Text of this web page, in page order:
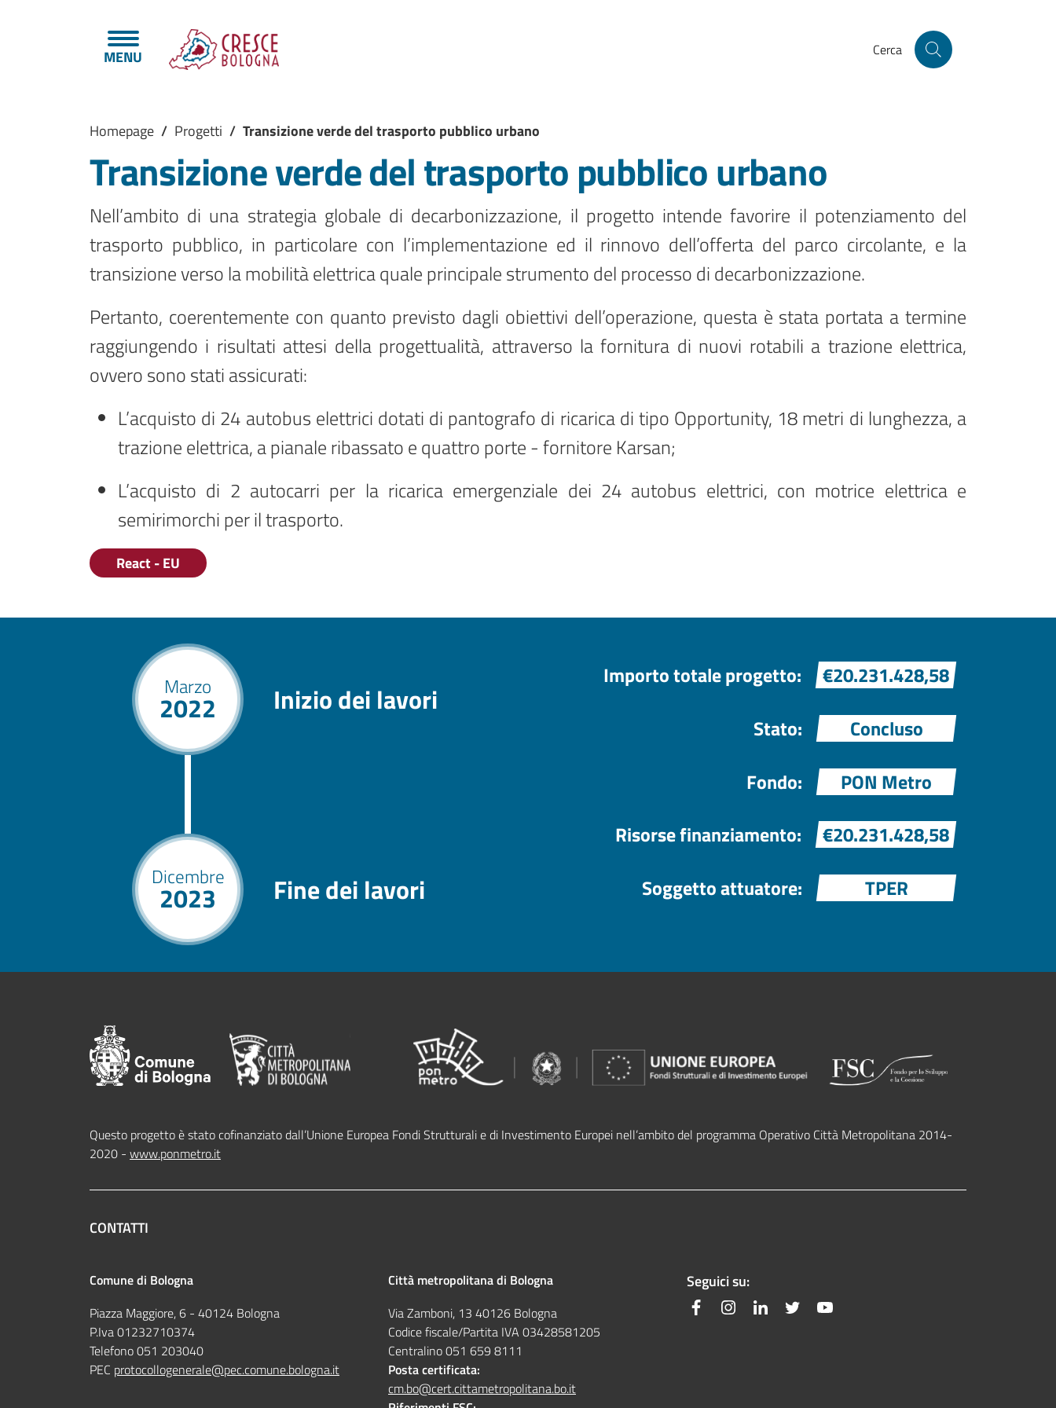
MENU Cerca
Briciole di pane
Homepage / Progetti / Transizione verde del trasporto pubblico urbano
Transizione verde del trasporto pubblico urbano
Nell’ambito di una strategia globale di decarbonizzazione, il progetto intende favorire il potenziamento del
trasporto pubblico, in particolare con l’implementazione ed il rinnovo dell’offerta del parco circolante, e la
transizione verso la mobilità elettrica quale principale strumento del processo di decarbonizzazione.
Pertanto, coerentemente con quanto previsto dagli obiettivi dell’operazione, questa è stata portata a termine
raggiungendo i risultati attesi della progettualità, attraverso la fornitura di nuovi rotabili a trazione elettrica,
ovvero sono stati assicurati:
L’acquisto di 24 autobus elettrici dotati di pantografo di ricarica di tipo Opportunity, 18 metri di lunghezza, a
trazione elettrica, a pianale ribassato e quattro porte - fornitore Karsan;
L’acquisto di 2 autocarri per la ricarica emergenziale dei 24 autobus elettrici, con motrice elettrica e
semirimorchi per il trasporto.
React - EU
Marzo
2022 Inizio dei lavori
Dicembre
2023 Fine dei lavori
Importo totale progetto:
€20.231.428,58
Stato:
Concluso
Fondo:
PON Metro
Risorse finanziamento:
€20.231.428,58
Soggetto attuatore:
TPER
Questo progetto è stato cofinanziato dall’Unione Europea Fondi Strutturali e di Investimento Europei nell’ambito del programma Operativo Città Metropolitana 2014-
2020 - www.ponmetro.it
CONTATTI
Comune di Bologna
Piazza Maggiore, 6 - 40124 Bologna
P.Iva 01232710374
Telefono 051 203040
PEC protocollogenerale@pec.comune.bologna.it
Città metropolitana di Bologna
Via Zamboni, 13 40126 Bologna
Codice fiscale/Partita IVA 03428581205
Centralino 051 659 8111
Posta certificata:
cm.bo@cert.cittametropolitana.bo.it
Seguici su:
FacebookInstagramLinkedin Twitter